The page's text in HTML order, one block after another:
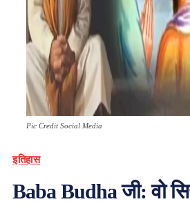
Pic Credit Social Media
इतिहास
Baba Budha जी: वो